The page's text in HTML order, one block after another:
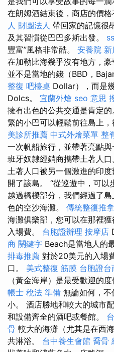
在朗姆酒結束後，商店的價
人 財團法人 帶回家的記憶很
及其習慣從巴巴多斯出發。
豐富”風格非常酷。 安養院 新
在加勒比海幾乎沒有地方，豪
並不是當地的錢（BBD，
整復 吧檯桌 Dollar），而是
Dolcs。 宜蘭外燴 seo 意思
擁有出色的公共交通是肯定的
繁的小巴可以輕鬆前往島上
美診所推薦 中式外燴菜單 整
一次帆船旅行，並帶著亮點
班牙奴隸經銷商攜帶土著人
土著人口被另一個激進的印
開了該島。 “從巡遊中，可以
越過橋樑部分，我們經過了
色的空沙海灘。 傳統整復推
海灘俱樂部，您可以在那裡
入場費。 台胞證辦理 按摩店
商 關鍵字 Beach是當地人的
排毒推薦 對於20美元的入場
口。 美式整復 筋膜 台胞證台
（黃金海岸）是最受歡迎的
帳士 稅法 準備 無論如何，
小。 酒店勝地和較大的城市
和設備齊全的酒吧或餐館。
骨 較大的海灘（尤其是在西
共淋浴。 台中養生會館 喬骨